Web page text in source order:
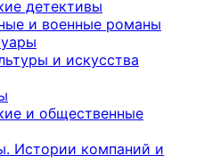
детективы
и военные романы
и искусства
и общественные
Истории компаний и